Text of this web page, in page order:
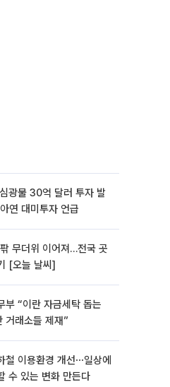
광물 30억 달러 투자 발
연 대미투자 언급
무더위 이어져…전국 곳
[오늘 날씨]
부 “이란 자금세탁 돕는
거래소들 제재”
철 이용환경 개선⋯일상에
수 있는 변화 만든다